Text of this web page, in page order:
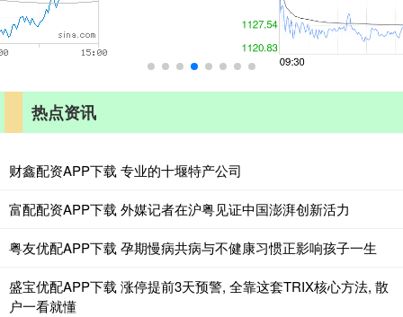
热点资讯
财鑫配资APP下载 专业的十堰特产公司
富配配资APP下载 外媒记者在沪粤见证中国澎湃创新活力
粤友优配APP下载 孕期慢病共病与不健康习惯正影响孩子一生
盛宝优配APP下载 涨停提前3天预警, 全靠这套TRIX核心方法, 散
户一看就懂